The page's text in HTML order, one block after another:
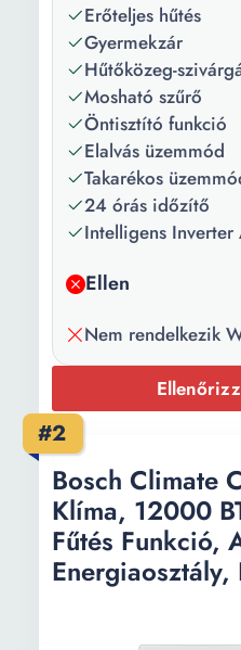
Fűtési
energiahatékonyság:
SEER
szezonális
hűtési hatásfok:
6.1
Fűtés
szezonális
teljesítmény
faktor SCOP:
4
hűtőteljesítmény:
Névleges fűtő
teljesítmény:
5.1
Hűtőközeg
típusa:
Beltéri egység
zajszintje:
53 dB
Erőteljes hűtés
Gyermekzár
Hűtőközeg-
Mosható szűrő
Öntisztító funkció
Elalvás üzemmód
Takarékos
24 órás időzítő
Intelligens
Ellen
Nem rendelkezik
#2
Bosch Climate
Klíma, 12000
Fűtés Funkció,
Energiaosztály,